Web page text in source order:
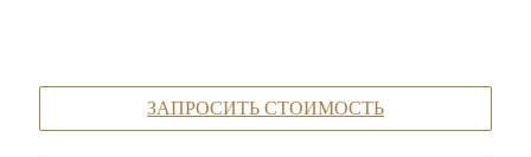
ЗАПРОСИТЬ СТОИМОСТЬ